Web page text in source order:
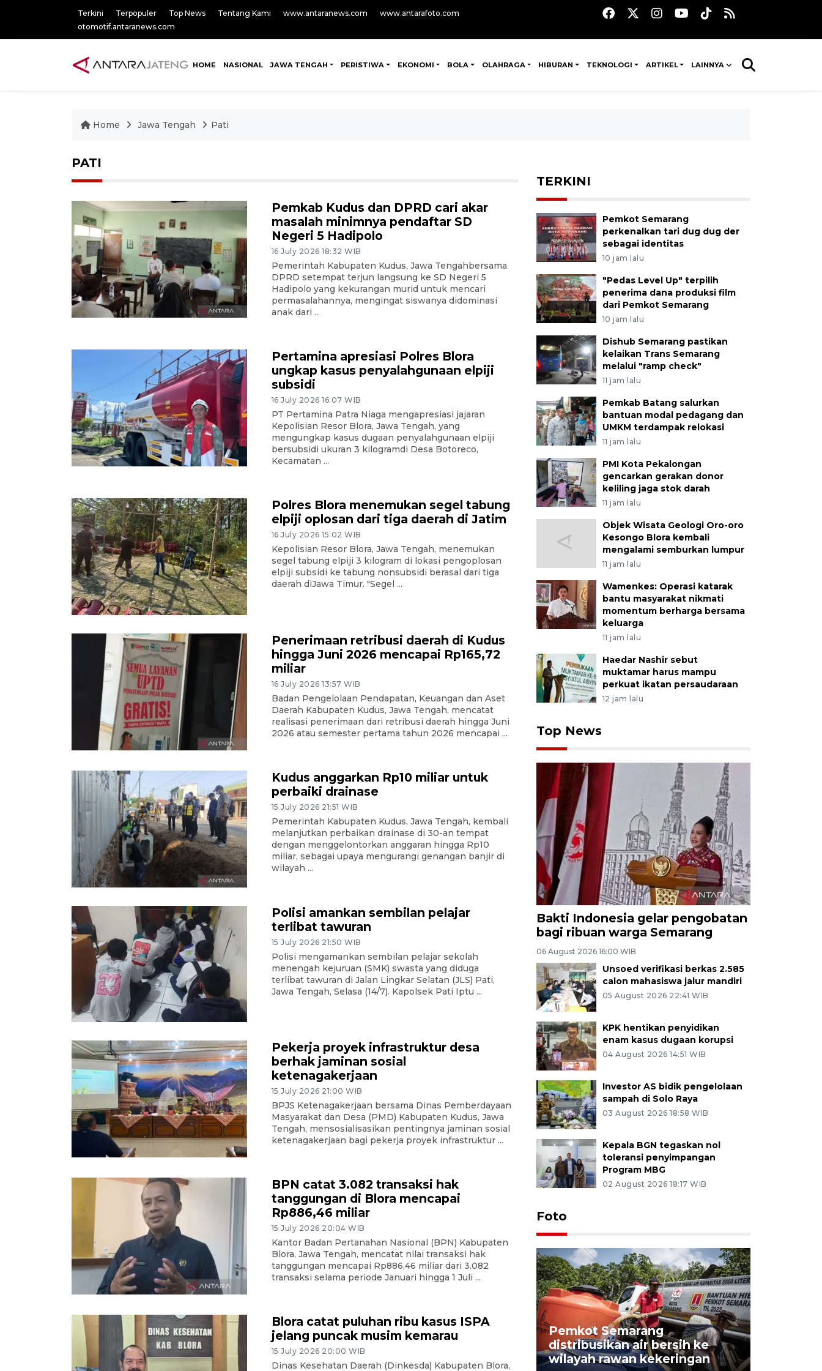
Terkini Terpopuler Top News Tentang Kami www.antaranews.com
www.antarafoto.com
otomotif.antaranews.com
HOME NASIONAL JAWA TENGAH PERISTIWA EKONOMI BOLA OLAHRAGA HIBURAN TEKNOLOGI ARTIKEL LAINNYA
Home Jawa Tengah Pati
PATI
Pemkab Kudus dan DPRD cari akar
masalah minimnya pendaftar SD
Negeri 5 Hadipolo
16 July 2026 18:32 WIB
Pemerintah Kabupaten Kudus, Jawa Tengahbersama
DPRD setempat terjun langsung ke SD Negeri 5
Hadipolo yang kekurangan murid untuk mencari
permasalahannya, mengingat siswanya didominasi
anak dari ...
Pertamina apresiasi Polres Blora
ungkap kasus penyalahgunaan elpiji
subsidi
16 July 2026 16:07 WIB
PT Pertamina Patra Niaga mengapresiasi jajaran
Kepolisian Resor Blora, Jawa Tengah, yang
mengungkap kasus dugaan penyalahgunaan elpiji
bersubsidi ukuran 3 kilogramdi Desa Botoreco,
Kecamatan ...
Polres Blora menemukan segel tabung
elpiji oplosan dari tiga daerah di Jatim
16 July 2026 15:02 WIB
Kepolisian Resor Blora, Jawa Tengah, menemukan
segel tabung elpiji 3 kilogram di lokasi pengoplosan
elpiji subsidi ke tabung nonsubsidi berasal dari tiga
daerah diJawa Timur. "Segel ...
Penerimaan retribusi daerah di Kudus
hingga Juni 2026 mencapai Rp165,72
miliar
16 July 2026 13:57 WIB
Badan Pengelolaan Pendapatan, Keuangan dan Aset
Daerah Kabupaten Kudus, Jawa Tengah, mencatat
realisasi penerimaan dari retribusi daerah hingga Juni
2026 atau semester pertama tahun 2026 mencapai ...
Kudus anggarkan Rp10 miliar untuk
perbaiki drainase
15 July 2026 21:51 WIB
Pemerintah Kabupaten Kudus, Jawa Tengah, kembali
melanjutkan perbaikan drainase di 30-an tempat
dengan menggelontorkan anggaran hingga Rp10
miliar, sebagai upaya mengurangi genangan banjir di
wilayah ...
Polisi amankan sembilan pelajar
terlibat tawuran
15 July 2026 21:50 WIB
Polisi mengamankan sembilan pelajar sekolah
menengah kejuruan (SMK) swasta yang diduga
terlibat tawuran di Jalan Lingkar Selatan (JLS) Pati,
Jawa Tengah, Selasa (14/7). Kapolsek Pati Iptu ...
Pekerja proyek infrastruktur desa
berhak jaminan sosial
ketenagakerjaan
15 July 2026 21:00 WIB
BPJS Ketenagakerjaan bersama Dinas Pemberdayaan
Masyarakat dan Desa (PMD) Kabupaten Kudus, Jawa
Tengah, mensosialisasikan pentingnya jaminan sosial
ketenagakerjaan bagi pekerja proyek infrastruktur ...
BPN catat 3.082 transaksi hak
tanggungan di Blora mencapai
Rp886,46 miliar
15 July 2026 20:04 WIB
Kantor Badan Pertanahan Nasional (BPN) Kabupaten
Blora, Jawa Tengah, mencatat nilai transaksi hak
tanggungan mencapai Rp886,46 miliar dari 3.082
transaksi selama periode Januari hingga 1 Juli ...
Blora catat puluhan ribu kasus ISPA
jelang puncak musim kemarau
15 July 2026 20:00 WIB
Dinas Kesehatan Daerah (Dinkesda) Kabupaten Blora,
TERKINI
Pemkot Semarang
perkenalkan tari dug dug der
sebagai identitas
10 jam lalu
"Pedas Level Up" terpilih
penerima dana produksi film
dari Pemkot Semarang
10 jam lalu
Dishub Semarang pastikan
kelaikan Trans Semarang
melalui "ramp check"
11 jam lalu
Pemkab Batang salurkan
bantuan modal pedagang dan
UMKM terdampak relokasi
11 jam lalu
PMI Kota Pekalongan
gencarkan gerakan donor
keliling jaga stok darah
11 jam lalu
Objek Wisata Geologi Oro-oro
Kesongo Blora kembali
mengalami semburkan lumpur
11 jam lalu
Wamenkes: Operasi katarak
bantu masyarakat nikmati
momentum berharga bersama
keluarga
11 jam lalu
Haedar Nashir sebut
muktamar harus mampu
perkuat ikatan persaudaraan
12 jam lalu
Top News
Bakti Indonesia gelar pengobatan
bagi ribuan warga Semarang
06 August 2026 16:00 WIB
Unsoed verifikasi berkas 2.585
calon mahasiswa jalur mandiri
05 August 2026 22:41 WIB
KPK hentikan penyidikan
enam kasus dugaan korupsi
04 August 2026 14:51 WIB
Investor AS bidik pengelolaan
sampah di Solo Raya
03 August 2026 18:58 WIB
Kepala BGN tegaskan nol
toleransi penyimpangan
Program MBG
02 August 2026 18:17 WIB
Foto
Kemarau memuncak, air
Waduk Delingan Karanganyar
menyusut
Pemkot Semarang
distribusikan air bersih ke
wilayah rawan kekeringan